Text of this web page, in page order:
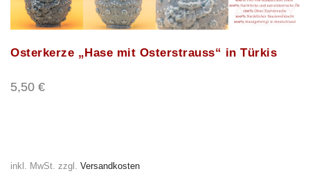
Osterkerze „Hase mit Osterstrauss“ in Türkis
5,50 €
inkl. MwSt. zzgl. Versandkosten